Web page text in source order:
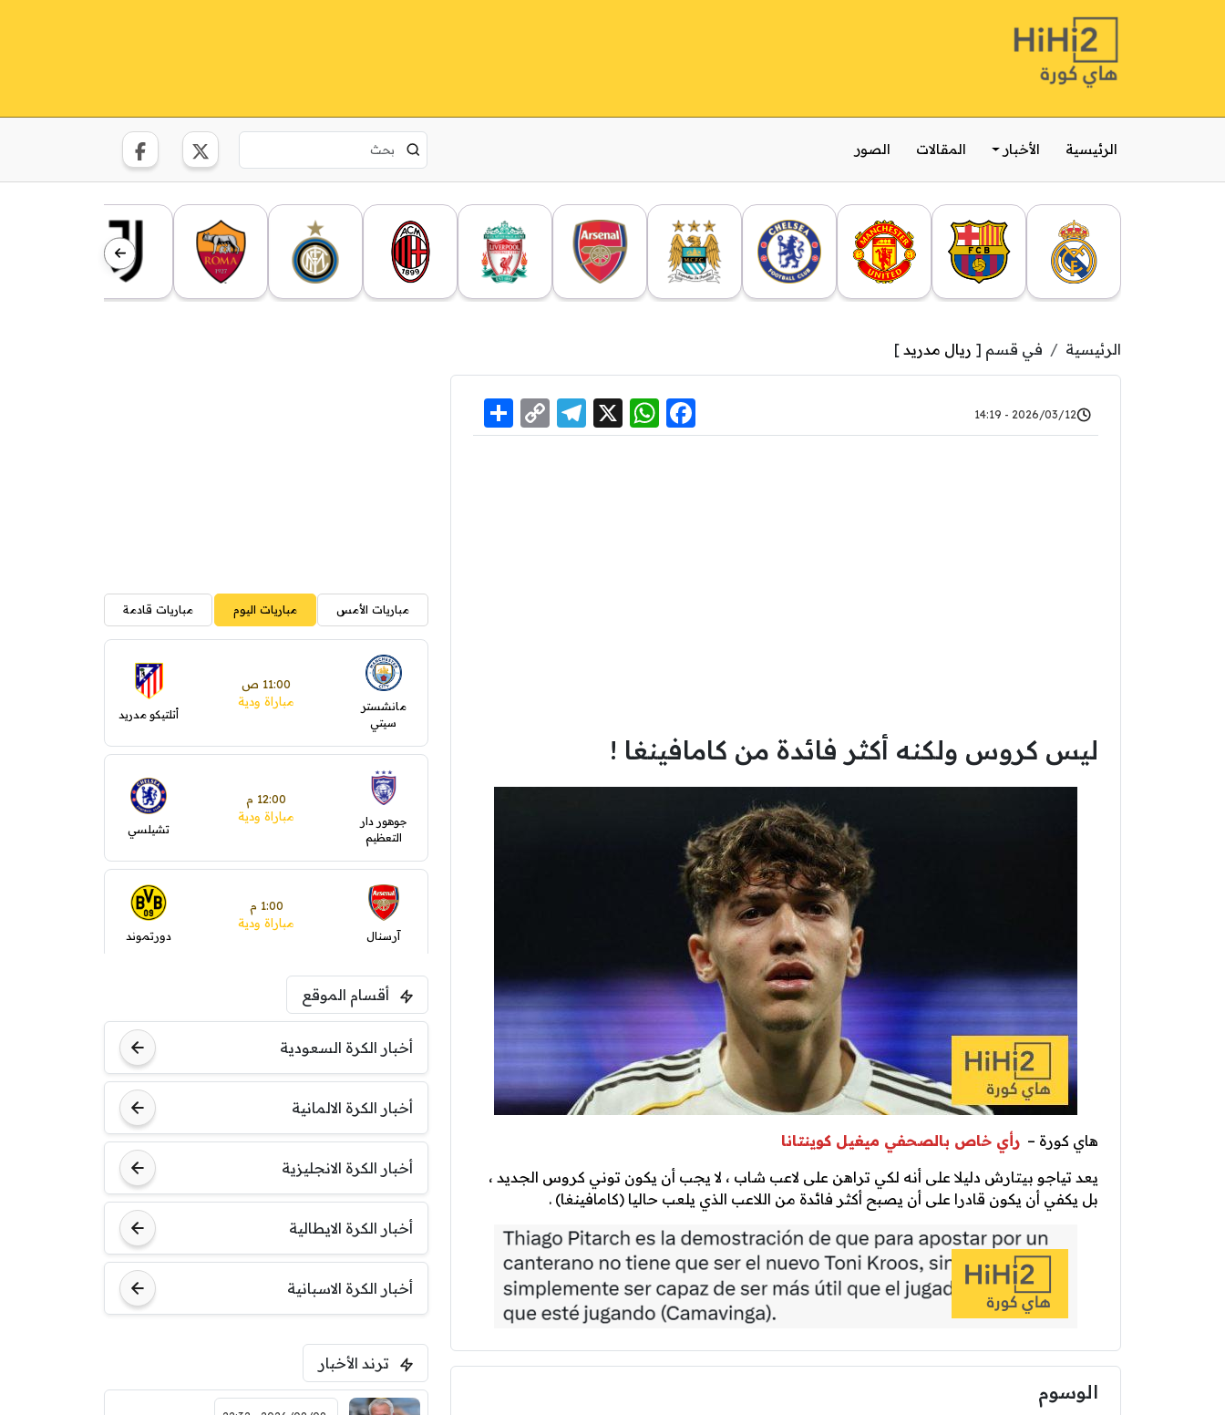
الرئيسية الأخبار المقالات الصور
الرئيسية في قسم [ ريال مدريد ]
2026/03/12 - 14:19
Facebook
WhatsApp
X
Telegram
Copy
Link
ليس كروس ولكنه أكثر فائدة من كامافينغا !
هاي كورة – رأي خاص بالصحفي ميغيل كوينتانا
يعد تياجو بيتارش دليلا على أنه لكي تراهن على لاعب شاب ، لا يجب أن يكون توني كروس الجديد ،
بل يكفي أن يكون قادرا على أن يصبح أكثر فائدة من اللاعب الذي يلعب حاليا (كامافينغا) .
الوسوم
مباريات الأمس مباريات اليوم مباريات قادمة
مانشستر
سيتي
11:00 ص
مباراة ودية
أتلتيكو مدريد
جوهور دار
التعظيم
12:00 م
مباراة ودية
تشيلسي
آرسنال
1:00 م
مباراة ودية
دورتموند
مباراة ودية
موناكو
أقسام الموقع
أخبار الكرة السعودية
أخبار الكرة الالمانية
أخبار الكرة الانجليزية
أخبار الكرة الايطالية
أخبار الكرة الاسبانية
ترند الأخبار